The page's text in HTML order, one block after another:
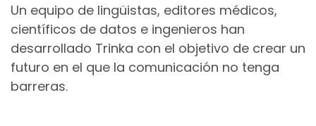
Un equipo de lingüistas, editores médicos,
científicos de datos e ingenieros han
desarrollado Trinka con el objetivo de crear un
futuro en el que la comunicación no tenga
barreras.